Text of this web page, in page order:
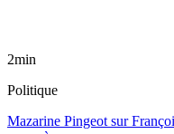
2min
Politique
Mazarine Pingeot sur